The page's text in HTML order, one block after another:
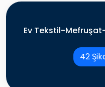
Ev Tekstil-
42